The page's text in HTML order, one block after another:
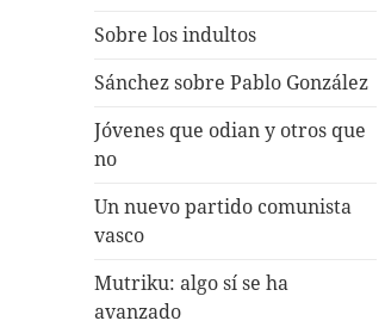
Sobre los indultos
Sánchez sobre Pablo González
Jóvenes que odian y otros que
no
Un nuevo partido comunista
vasco
Mutriku: algo sí se ha
avanzado